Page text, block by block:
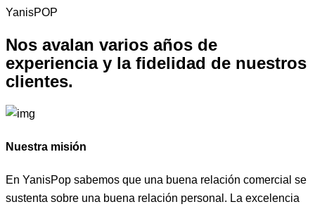
YanisPOP
Nos avalan varios años de
experiencia y la fidelidad de nuestros
clientes.
Nuestra misión
En YanisPop sabemos que una buena relación comercial se
sustenta sobre una buena relación personal. La excelencia